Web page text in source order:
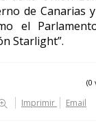
de Canarias
el
Starlight”.
(0
Imprimir Email